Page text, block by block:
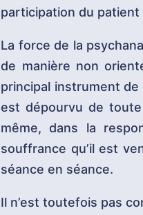
participation du patient
La force de la
de manière non
principal instrument de
est dépourvu de
même, dans la
souffrance qu’il est
séance en séance.
Il n’est toutefois pas